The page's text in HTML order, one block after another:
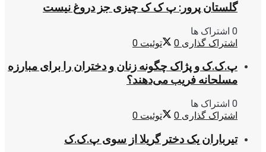
گلستان پرور: پ ک ک چیزی جز دروغ نیست
0 اشتراک ها
اشتراک گذاری 0 توئیت 0
پ.ک.ک و پژاک چگونه زنان و دختران را برای مبارزه
مسلحانه فریب می‌دهند؟
0 اشتراک ها
اشتراک گذاری 0 توئیت 0
تیرباران یک دختر گریلا از سوی پ.ک.ک